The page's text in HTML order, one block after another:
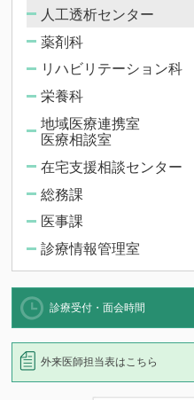
人工透析センター
薬剤科
リハビリテーション科
栄養科
地域医療連携室
医療相談室
在宅支援相談センター
総務課
医事課
診療情報管理室
診療受付・面会時間
外来医師担当表はこちら